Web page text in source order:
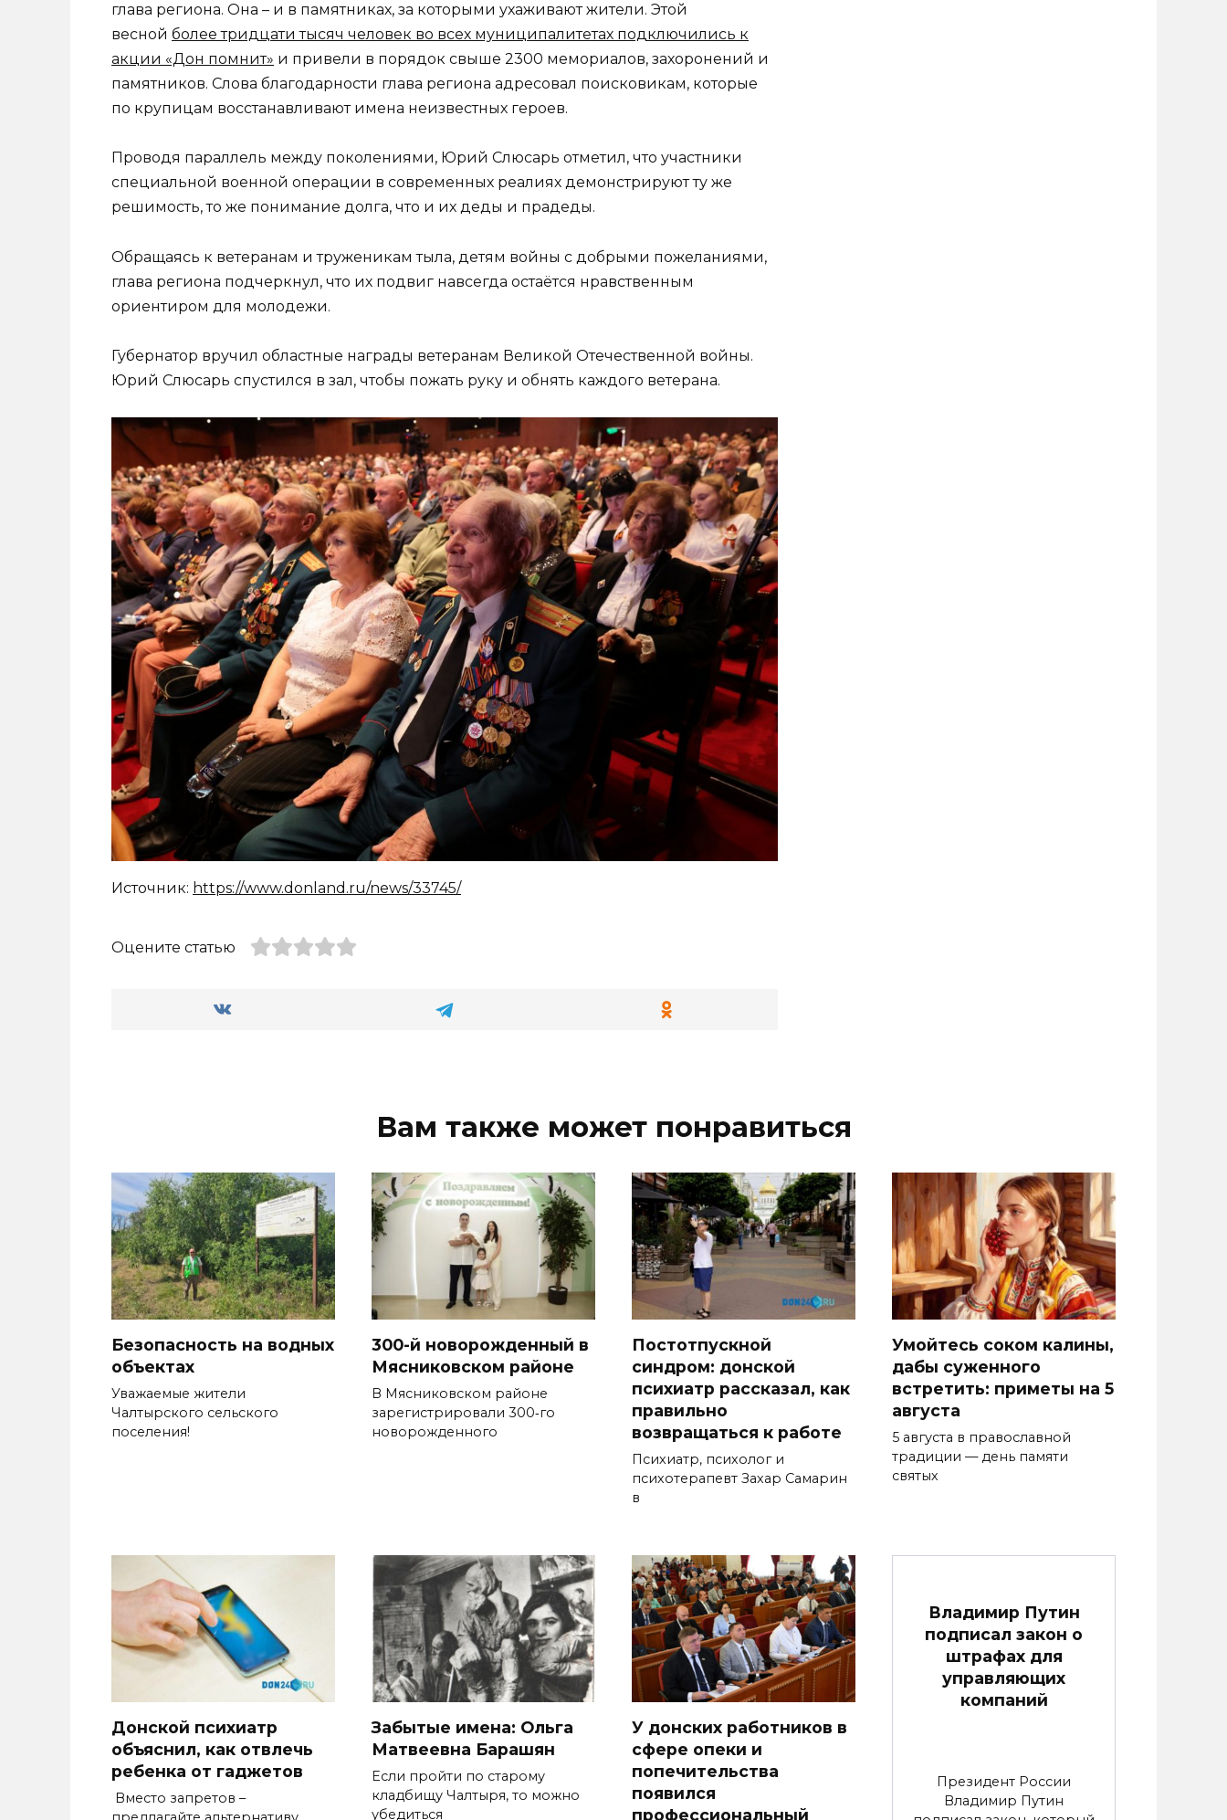
глава региона. Она – и в памятниках, за которыми ухаживают жители. Этой
весной более тридцати тысяч человек во всех муниципалитетах подключились к
акции «Дон помнит» и привели в порядок свыше 2300 мемориалов, захоронений и
памятников. Слова благодарности глава региона адресовал поисковикам, которые
по крупицам восстанавливают имена неизвестных героев.
Проводя параллель между поколениями, Юрий Слюсарь отметил, что участники
специальной военной операции в современных реалиях демонстрируют ту же
решимость, то же понимание долга, что и их деды и прадеды.
Обращаясь к ветеранам и труженикам тыла, детям войны с добрыми пожеланиями,
глава региона подчеркнул, что их подвиг навсегда остаётся нравственным
ориентиром для молодежи.
Губернатор вручил областные награды ветеранам Великой Отечественной войны.
Юрий Слюсарь спустился в зал, чтобы пожать руку и обнять каждого ветерана.
Источник: https://www.donland.ru/news/33745/
Оцените статью
Вам также может понравиться
Безопасность на водных
объектах
Уважаемые жители
Чалтырского сельского
поселения!
300-й новорожденный в
Мясниковском районе
В Мясниковском районе
зарегистрировали 300‑го
новорожденного
Постотпускной
синдром: донской
психиатр рассказал, как
правильно
возвращаться к работе
Психиатр, психолог и
психотерапевт Захар Самарин
в
Умойтесь соком калины,
дабы суженного
встретить: приметы на 5
августа
5 августа в православной
традиции — день памяти
святых
Донской психиатр
объяснил, как отвлечь
ребенка от гаджетов
Вместо запретов –
Забытые имена: Ольга
Матвеевна Барашян
Если пройти по старому
кладбищу Чалтыря, то можно
убедиться
У донских работников в
сфере опеки и
попечительства
появился
профессиональный
Владимир Путин
подписал закон о
штрафах для
управляющих
компаний
Президент России
Владимир Путин